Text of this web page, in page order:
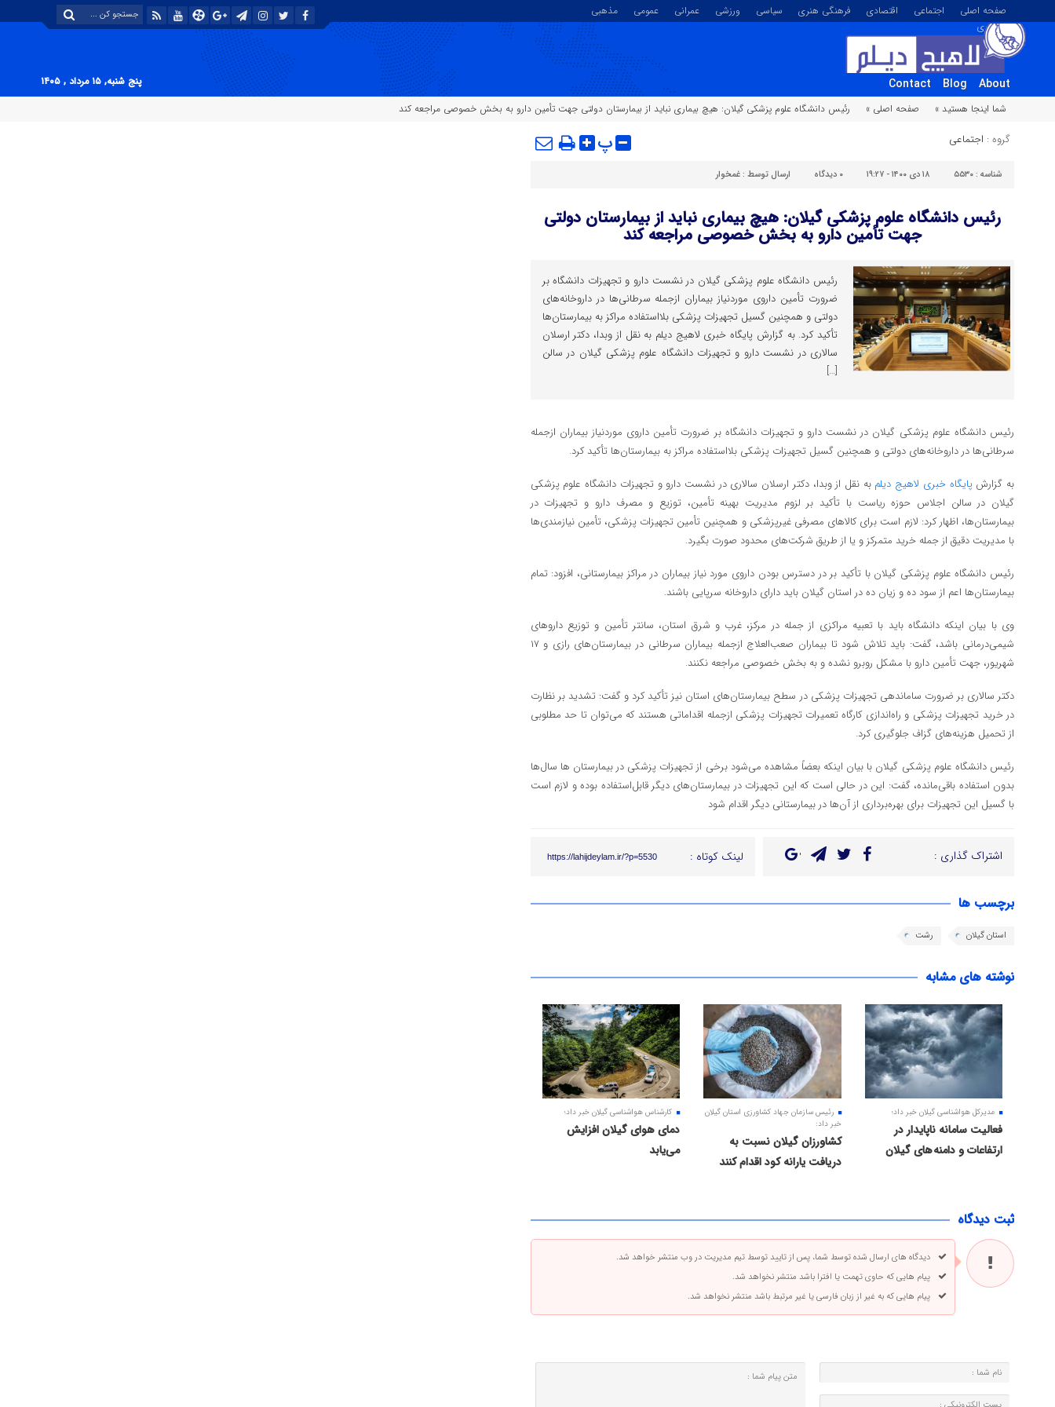
صفحه اصلی اجتماعی اقتصادی فرهنگی هنری سیاسی ورزشی عمرانی عمومی
مذهبی
تصویری
About
Blog
Contact
پنج شنبه, ۱۵ مرداد , ۱۴۰۵
شما اینجا هستید »
صفحه اصلی » رئیس دانشگاه علوم پزشکی گیلان: هیچ بیماری نباید از بیمارستان دولتی جهت تأمین دارو به بخش خصوصی مراجعه کند
گروه : اجتماعی پ
شناسه : ۵۵۳۰ ۱۸ دی ۱۴۰۰ - ۱۹:۲۷ ۰ دیدگاه ارسال توسط : غمخوار
رئیس دانشگاه علوم پزشکی گیلان: هیچ بیماری نباید از بیمارستان دولتی
جهت تأمین دارو به بخش خصوصی مراجعه کند
رئیس دانشگاه علوم پزشکی گیلان در نشست دارو و تجهیزات دانشگاه بر
ضرورت تأمین داروی موردنیاز بیماران ازجمله سرطانی‌ها در داروخانه‌های
دولتی و همچنین گسیل تجهیزات پزشکی بلااستفاده مراکز به بیمارستان‌ها
تأکید کرد. به گزارش پایگاه خبری لاهیج دیلم به نقل از وبدا، دکتر ارسلان
سالاری در نشست دارو و تجهیزات دانشگاه علوم پزشکی گیلان در سالن
[…]
رئیس دانشگاه علوم پزشکی گیلان در نشست دارو و تجهیزات دانشگاه بر ضرورت تأمین داروی موردنیاز بیماران ازجمله
سرطانی‌ها در داروخانه‌های دولتی و همچنین گسیل تجهیزات پزشکی بلااستفاده مراکز به بیمارستان‌ها تأکید کرد.
به گزارشپایگاه خبری لاهیج دیلم به نقل از وبدا، دکتر ارسلان سالاری در نشست دارو و تجهیزات دانشگاه علوم پزشکی
گیلان در سالن اجلاس حوزه ریاست با تأکید بر لزوم مدیریت بهینه تأمین، توزیع و مصرف دارو و تجهیزات در
بیمارستان‌ها، اظهار کرد: لازم است برای کالاهای مصرفی غیرپزشکی و همچنین تأمین تجهیزات پزشکی، تأمین نیازمندی‌ها
با مدیریت دقیق از جمله خرید متمرکز و یا از طریق شرکت‌های محدود صورت بگیرد.
رئیس دانشگاه علوم پزشکی گیلان با تأکید بر در دسترس بودن داروی مورد نیاز بیماران در مراکز بیمارستانی، افزود: تمام
بیمارستان‌ها اعم از سود ده و زیان ده در استان گیلان باید دارای داروخانه سرپایی باشند.
وی با بیان اینکه دانشگاه باید با تعبیه مراکزی از جمله در مرکز، غرب و شرق استان، سانتر تأمین و توزیع داروهای
شیمی‌درمانی باشد، گفت: باید تلاش شود تا بیماران صعب‌العلاج ازجمله بیماران سرطانی در بیمارستان‌های رازی و ۱۷
شهریور، جهت تأمین دارو با مشکل روبرو نشده و به بخش خصوصی مراجعه نکنند.
دکتر سالاری بر ضرورت ساماندهی تجهیزات پزشکی در سطح بیمارستان‌های استان نیز تأکید کرد و گفت: تشدید بر نظارت
در خرید تجهیزات پزشکی و راه‌اندازی کارگاه تعمیرات تجهیزات پزشکی ازجمله اقداماتی هستند که می‌توان تا حد مطلوبی
از تحمیل هزینه‌های گزاف جلوگیری کرد.
رئیس دانشگاه علوم پزشکی گیلان با بیان اینکه بعضاً مشاهده می‌شود برخی از تجهیزات پزشکی در بیمارستان ها سال‌ها
بدون استفاده باقی‌مانده، گفت: این در حالی است که این تجهیزات در بیمارستان‌های دیگر قابل‌استفاده بوده و لازم است
با گسیل این تجهیزات برای بهره‌برداری از آن‌ها در بیمارستانی دیگر اقدام شود
اشتراک گذاری : لینک کوتاه : https://lahijdeylam.ir/?p=5530
برچسب ها
استان گیلان رشت
نوشته های مشابه
مدیرکل هواشناسی گیلان خبر داد؛
فعالیت سامانه ناپایدار در
ارتفاعات و دامنه های گیلان
رئیس سازمان جهاد کشاورزی استان گیلان
خبر داد:
کشاورزان گیلان نسبت به
دریافت یارانه کود اقدام کنند
کارشناس هواشناسی گیلان خبر داد؛
دمای هوای گیلان افزایش
می‌یابد
ثبت دیدگاه
دیدگاه های ارسال شده توسط شما، پس از تایید توسط تیم مدیریت در وب منتشر خواهد شد.
پیام هایی که حاوی تهمت یا افترا باشد منتشر نخواهد شد.
پیام هایی که به غیر از زبان فارسی یا غیر مرتبط باشد منتشر نخواهد شد.